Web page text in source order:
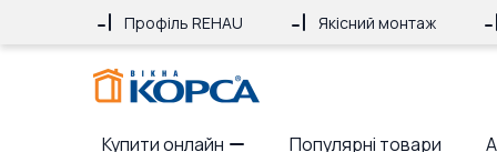
Профіль REHAU Якісний монтаж
Купити онлайн Популярні товари